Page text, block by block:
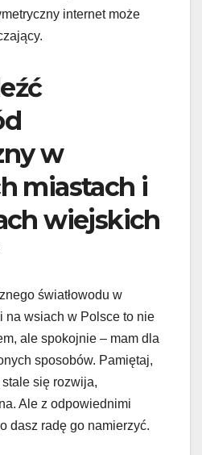
internet może
w
miastach i
wiejskich
światłowodu w
na wsiach w Polsce to nie
ale spokojnie – mam dla
sposobów. Pamiętaj,
się rozwija,
Ale z odpowiednimi
dasz radę go namierzyć.